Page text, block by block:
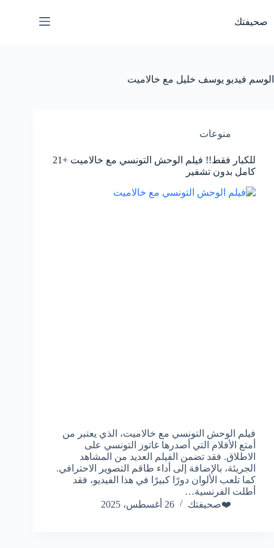
المحتوى
صحيفتك
الوسم فيديو يوسف خليل مع خالاميت
منوعات
للكبار فقط!! فيلم الوحش التونسي مع خالاميت +21
كامل بدون تشفير
فيلم الوحش التونسي مع خالاميت، الذي يعتبر من
أمتع الأفلام التي أصدرها غاتوز التونسي على
الاطلاق. فقد تضمن الفيلم العديد من المشاهد
الجريئة، بالإضافة إلى أداء طاقم التصوير الاحترافي.
كما تلعب الألوان دورًا كبيرًا في هذا الفيديو، فقد
أطلت الفرنسية…
❤️صحيفتك
26 أغسطس، 2025